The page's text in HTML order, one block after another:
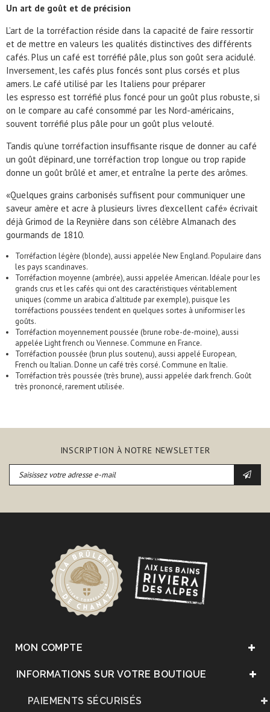
Un art de goût et de précision
L’art de la torréfaction réside dans la capacité de faire ressortir
et de mettre en valeurs les qualités distinctives des différents
cafés. Plus un café est torréfié pâle, plus son goût sera acidulé.
Inversement, les cafés plus foncés sont plus corsés et plus
amers. Le café utilisé par les Italiens pour préparer
les espresso est torréfié plus foncé pour un goût plus robuste, si
on le compare au café consommé par les Nord-américains,
souvent torréfié plus pâle pour un goût plus velouté.
Tandis qu’une torréfaction insuffisante risque de donner au café
un goût d’épinard, une torréfaction trop longue ou trop rapide
donne un goût brûlé et amer, et entraîne la perte des arômes.
«Quelques grains carbonisés suffisent pour communiquer une
saveur amère et acre à plusieurs livres d’excellent café» écrivait
déjà Grimod de la Reynière dans son célèbre Almanach des
gourmands de 1810.
Torréfaction légère (blonde), aussi appelée New England.Populaire dans
les pays scandinaves.
Torréfaction moyenne (ambrée), aussi appelée American.Idéale pour les
grands crus et les cafés qui ont des caractéristiques véritablement
uniques (comme un arabica d’altitude par exemple), puisque les
torréfactions poussées tendent en quelques sortes à uniformiser les
goûts.
Torréfaction moyennement poussée (brune robe-de-moine), aussi
appelée Light french ou Viennese. Commune en France.
Torréfaction poussée (brun plus soutenu), aussi appelé European,
French ou Italian.Donne un café très corsé. Commune en Italie.
Torréfaction très poussée (très brune), aussi appelée dark french. Goût
très prononcé, rarement utilisée.
INSCRIPTION À NOTRE NEWSLETTER
MON COMPTE
INFORMATIONS SUR VOTRE BOUTIQUE
PAIEMENTS SÉCURISÉS